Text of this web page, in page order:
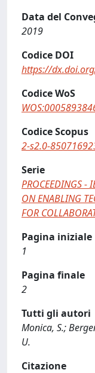
Data del
2019
Codice DOI
https://
Codice WoS
Codice Scopus
2-s2.0-
Serie
PROCEEDINGS -
ON ENABLING
FOR
Pagina iniziale
1
Pagina finale
2
Tutti gli autori
Monica, S.;
U.
Citazione